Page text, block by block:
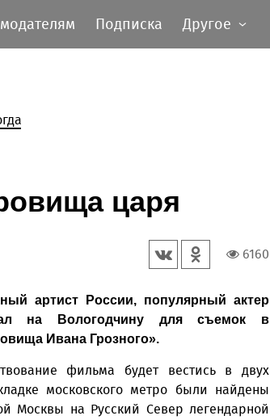
Подписка Другое
царя
6160
артист России, популярный актер
на Вологодчину для съемок в
Ивана Грозного».
фильма будет вестись в двух
московского метро были найдены
Москвы на Русский Север легендарной